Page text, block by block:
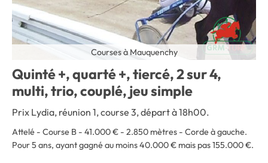
Courses à Mauquenchy
Quinté +, quarté +, tiercé, 2 sur 4,
multi, trio, couplé, jeu simple
Prix Lydia, réunion 1, course 3, départ à 18h00.
Attelé - Course B - 41.000 € - 2.850 mètres - Corde à gauche.
Pour 5 ans, ayant gagné au moins 40.000 € mais pas 155.000 €.